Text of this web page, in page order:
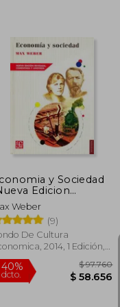
50%
dcto.
y Sociedad
Edicion
Comentada y
Weber
(9)
De Cultura
2014, 1 Edición,
Blanda, Nuevo